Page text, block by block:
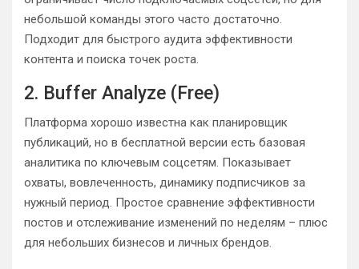
небольшой команды этого часто достаточно.
Подходит для быстрого аудита эффективности
контента и поиска точек роста.
2. Buffer Analyze (Free)
Платформа хорошо известна как планировщик
публикаций, но в бесплатной версии есть базовая
аналитика по ключевым соцсетям. Показывает
охваты, вовлеченность, динамику подписчиков за
нужный период. Простое сравнение эффективности
постов и отслеживание изменений по неделям – плюс
для небольших бизнесов и личных брендов.